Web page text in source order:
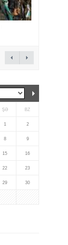
ŞƏ BZ
1 2
8 9
15 16
22 23
29 30